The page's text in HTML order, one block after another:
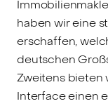
haben wir eine
erschaffen,
deutschen
Zweitens bieten
Interface einen